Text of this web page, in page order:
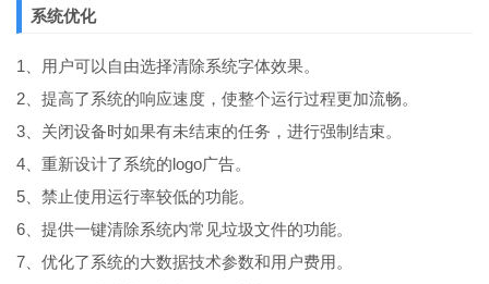
系统优化
1、用户可以自由选择清除系统字体效果。
2、提高了系统的响应速度，使整个运行过程更加流畅。
3、关闭设备时如果有未结束的任务，进行强制结束。
4、重新设计了系统的logo广告。
5、禁止使用运行率较低的功能。
6、提供一键清除系统内常见垃圾文件的功能。
7、优化了系统的大数据技术参数和用户费用。